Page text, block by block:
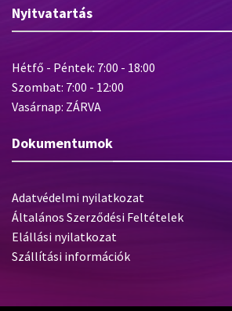
Nyitvatartás
Hétfő - Péntek: 7:00 - 18:00
Szombat: 7:00 - 12:00
Vasárnap: ZÁRVA
Dokumentumok
Adatvédelmi nyilatkozat
Általános Szerződési Feltételek
Elállási nyilatkozat
Szállítási információk